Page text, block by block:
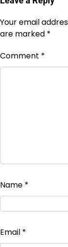
Your email
are marked *
Comment *
Name *
Email *